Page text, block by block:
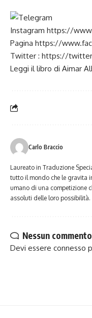
Instagram https://
Pagina https://
Twitter : https://
Leggi il libro di Aimar
Carlo Braccio
Laureato in Traduzione
tutto il mondo che le gravita
umano di una competizione
assoluti delle loro possibilità.
Nessun commento
Devi essere connesso